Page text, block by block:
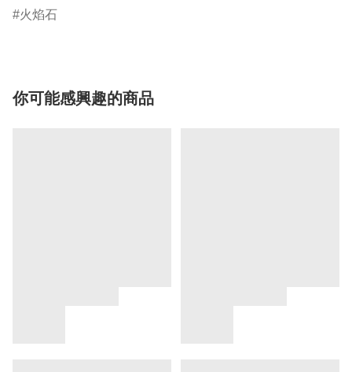
火焰石
你可能感興趣的商品